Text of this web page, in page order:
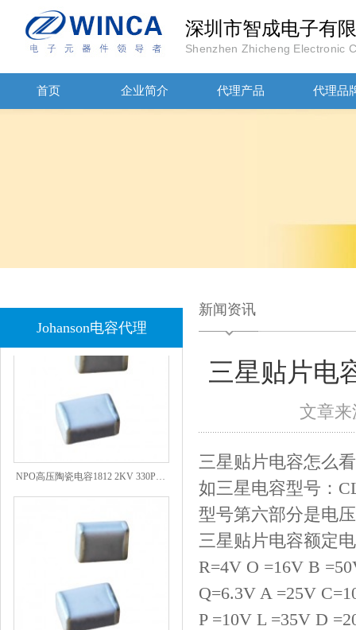
深圳市智成电子有
Shenzhen Zhicheng Electronic
首页 企业简介 代理产品 代理品
Johanson电容代理
JOHANOSN高压贴片电容1206/NPO/1000V/220PF/J档封装
新闻资讯
三星贴片电
文章
三星贴片电容怎么
如三星电容型号：
型号第六部分是电
三星贴片电容额定
R=4V O =16V B
Q=6.3V A =25V
P =10V L =35V D